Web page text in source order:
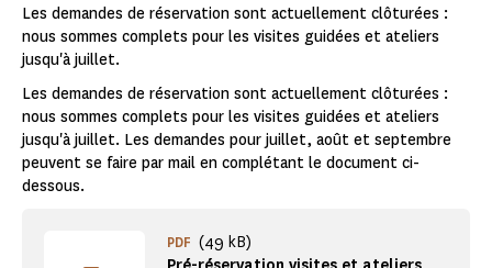
Les demandes de réservation sont actuellement clôturées :
nous sommes complets pour les visites guidées et ateliers
jusqu'à juillet.
Les demandes de réservation sont actuellement clôturées :
nous sommes complets pour les visites guidées et ateliers
jusqu'à juillet. Les demandes pour juillet, août et septembre
peuvent se faire par mail en complétant le document ci-
dessous.
PDF (49 kB)